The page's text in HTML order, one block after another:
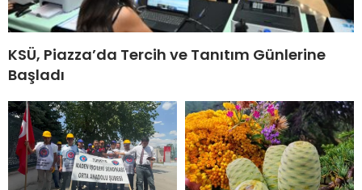
KSÜ, Piazza’da Tercih ve Tanıtım Günlerine
Başladı